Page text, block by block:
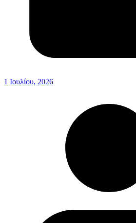
1 Ιουλίου, 2026